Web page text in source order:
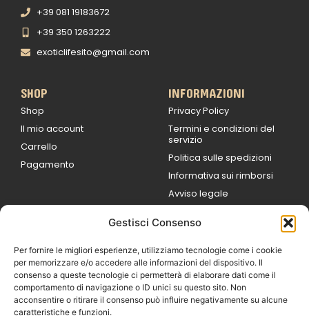
Gestisci Consenso
Per fornire le migliori esperienze, utilizziamo tecnologie come i cookie
per memorizzare e/o accedere alle informazioni del dispositivo. Il
consenso a queste tecnologie ci permetterà di elaborare dati come il
comportamento di navigazione o ID unici su questo sito. Non
acconsentire o ritirare il consenso può influire negativamente su alcune
caratteristiche e funzioni.
+39 081 19183672
+39 350 1263222
exoticlifesito@gmail.com
SHOP
Shop
Il mio account
Carrello
Pagamento
INFORMAZIONI
Privacy Policy
Termini e condizioni del
servizio
Politica sulle spedizioni
Informativa sui rimborsi
Avviso legale
9:00
Sabato 09:00 /
14:00
16:30 /
Domenica